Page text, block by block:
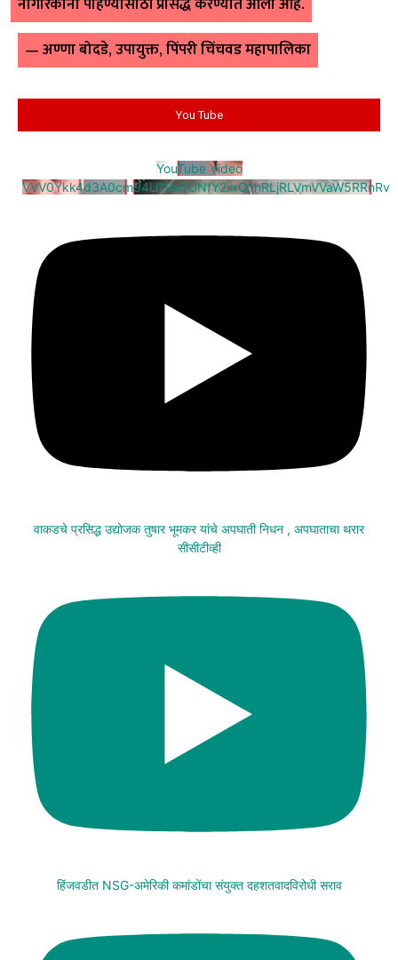
— अण्णा बोदडे, उपायुक्त, पिंपरी चिंचवड महापालिका
You Tube
YouTube Video
VVV0Ykk4d3A0cm94U1VaQUNfY2xrQ1hRLjRLVmVVaW5RRnRv
वाकडचे प्रसिद्ध उद्योजक तुषार भूमकर यांचे अपघाती निधन , अपघाताचा थरार
सीसीटीव्ही
हिंजवडीत NSG-अमेरिकी कमांडोंचा संयुक्त दहशतवादविरोधी सराव